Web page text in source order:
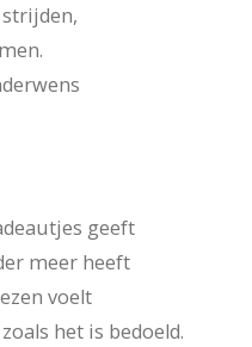
geeft
meer heeft
voelt
het is bedoeld.